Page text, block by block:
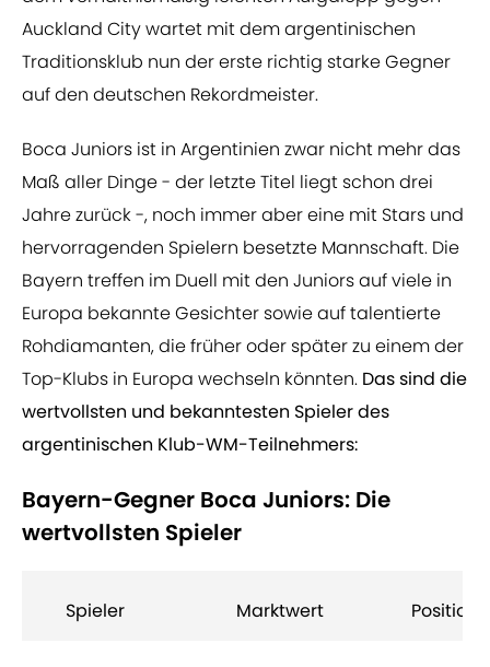
Auckland City wartet mit dem argentinischen
Traditionsklub nun der erste richtig starke Gegner
auf den deutschen Rekordmeister.
Boca Juniors ist in Argentinien zwar nicht mehr das
Maß aller Dinge - der letzte Titel liegt schon drei
Jahre zurück -, noch immer aber eine mit Stars und
hervorragenden Spielern besetzte Mannschaft. Die
Bayern treffen im Duell mit den Juniors auf viele in
Europa bekannte Gesichter sowie auf talentierte
Rohdiamanten, die früher oder später zu einem der
Top-Klubs in Europa wechseln könnten. Das sind die
wertvollsten und bekanntesten Spieler des
argentinischen Klub-WM-Teilnehmers:
Bayern-Gegner Boca Juniors: Die
wertvollsten Spieler
Spieler Marktwert Position